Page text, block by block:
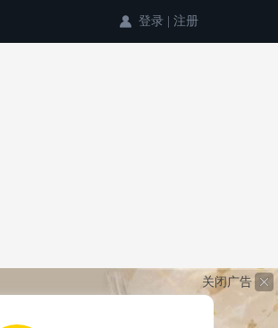
关闭广告
登录 | 注册